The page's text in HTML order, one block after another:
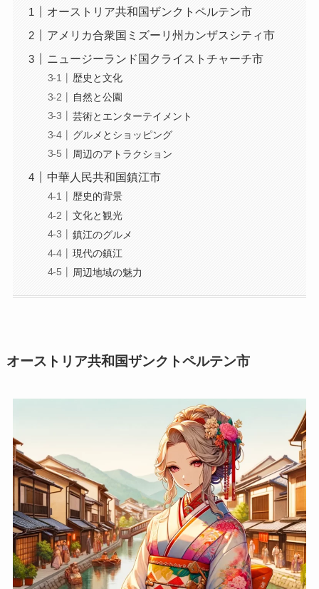
オーストリア共和国ザンクトペルテン市
アメリカ合衆国ミズーリ州カンザスシティ市
ニュージーランド国クライストチャーチ市
歴史と文化
自然と公園
芸術とエンターテイメント
グルメとショッピング
周辺のアトラクション
中華人民共和国鎮江市
歴史的背景
文化と観光
鎮江のグルメ
現代の鎮江
周辺地域の魅力
オーストリア共和国ザンクトペルテン市